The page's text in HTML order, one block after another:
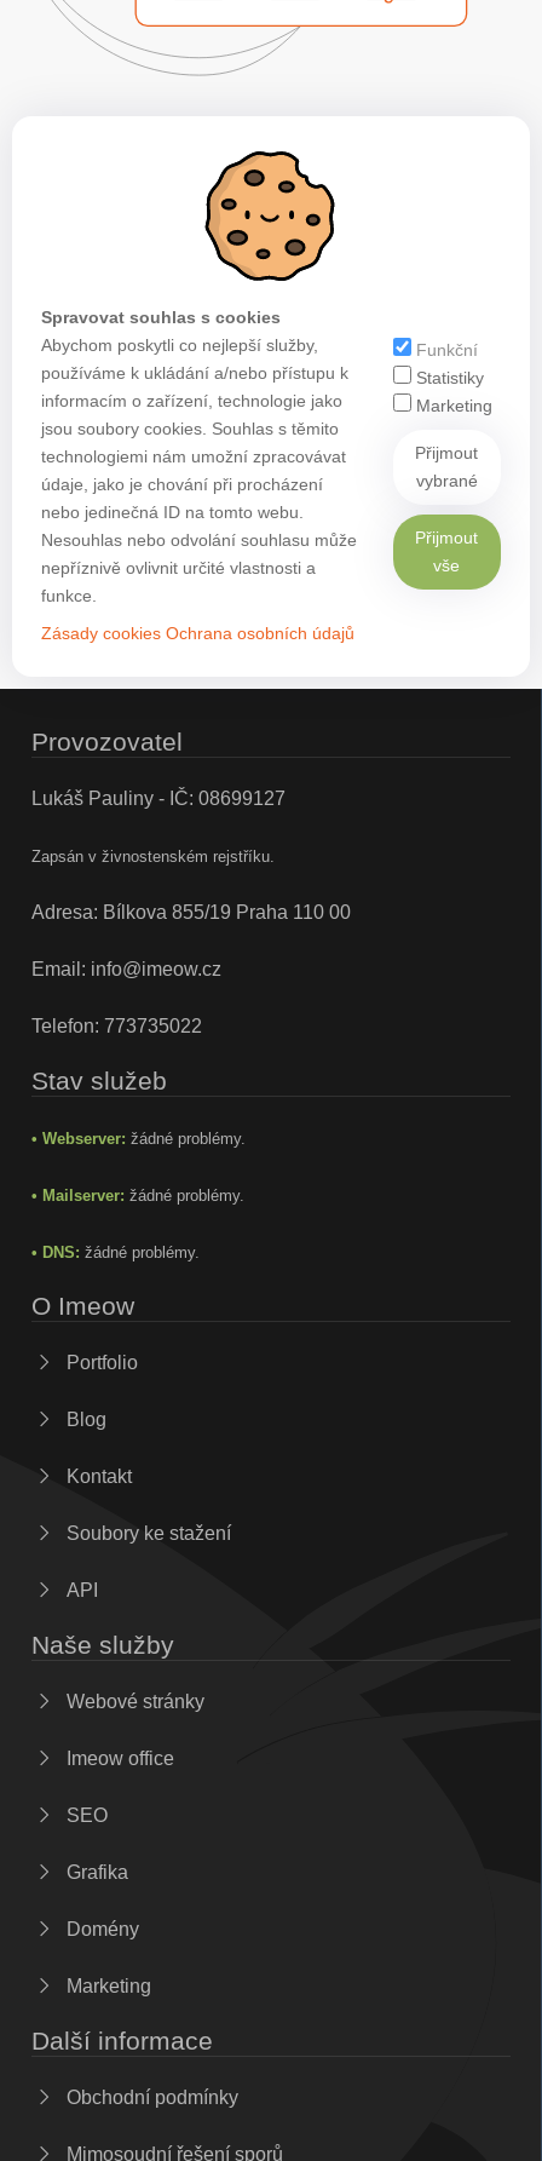
Spravovat souhlas s cookies
Abychom poskytli co nejlepší služby,
používáme k ukládání a/nebo přístupu k
informacím o zařízení, technologie jako
jsou soubory cookies. Souhlas s těmito
technologiemi nám umožní zpracovávat
údaje, jako je chování při procházení
nebo jedinečná ID na tomto webu.
Nesouhlas nebo odvolání souhlasu může
nepříznivě ovlivnit určité vlastnosti a
funkce.
Zásady cookies Ochrana osobních údajů
Funkční
Statistiky
Marketing
Přijmout
vybrané
Přijmout
vše
Provozovatel
Lukáš Pauliny - IČ: 08699127
Zapsán v živnostenském rejstříku.
Adresa: Bílkova 855/19 Praha 110 00
Email: info@imeow.cz
Telefon: 773735022
Stav služeb
• Webserver: žádné problémy.
• Mailserver: žádné problémy.
• DNS: žádné problémy.
O Imeow
Portfolio
Blog
Kontakt
Soubory ke stažení
API
Naše služby
Webové stránky
Imeow office
SEO
Grafika
Domény
Marketing
Další informace
Obchodní podmínky
Mimosoudní řešení sporů